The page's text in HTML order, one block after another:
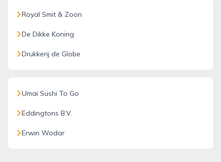
Royal Smit & Zoon
De Dikke Koning
Drukkerij de Globe
Umai Sushi To Go
Eddingtons B.V.
Erwin Wodar